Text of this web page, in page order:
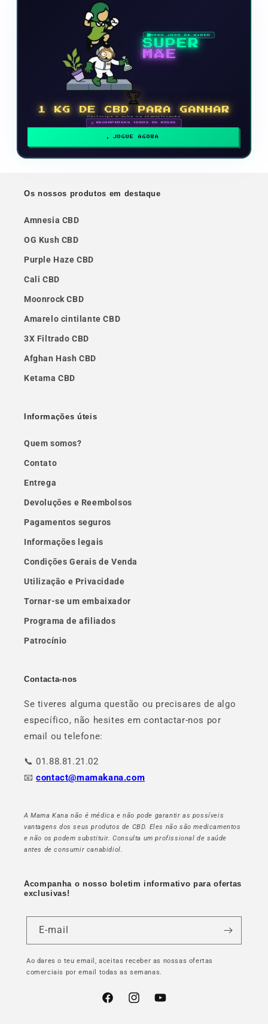
NOVO JOGO DE VÍDEO
SUPER
MÃE
🏆
1 KG DE CBD PARA GANHAR
Participe e suba na classificação
🗓 RECOMPENSAS TODOS OS MESES
JOGUE AGORA
Os nossos produtos em destaque
Amnesia CBD
OG Kush CBD
Purple Haze CBD
Cali CBD
Moonrock CBD
Amarelo cintilante CBD
3X Filtrado CBD
Afghan Hash CBD
Ketama CBD
Informações úteis
Quem somos?
Contato
Entrega
Devoluções e Reembolsos
Pagamentos seguros
Informações legais
Condições Gerais de Venda
Utilização e Privacidade
Tornar-se um embaixador
Programa de afiliados
Patrocínio
Contacta-nos
Se tiveres alguma questão ou precisares de algo
específico, não hesites em contactar-nos por
email ou telefone:
📞 01.88.81.21.02
📧contact@mamakana.com
A Mama Kana não é médica e não pode garantir as possíveis
vantagens dos seus produtos de CBD. Eles não são medicamentos
e não os podem substituir. Consulta um profissional de saúde
antes de consumir canabidiol.
Acompanha o nosso boletim informativo para ofertas
exclusivas!
E-mail
Ao dares o teu email, aceitas receber as nossas ofertas
comerciais por email todas as semanas.
FacebookInstagramYouTube